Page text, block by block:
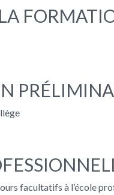
facultatifs à l’école